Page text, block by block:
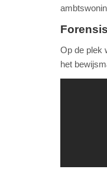
Op de plek
het